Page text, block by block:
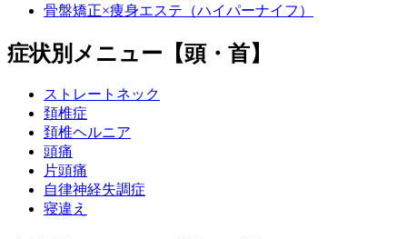
骨盤矯正×痩身エステ（ハイパーナイフ）
症状別メニュー【頭・首】
ストレートネック
頚椎症
頚椎ヘルニア
頭痛
片頭痛
自律神経失調症
寝違え